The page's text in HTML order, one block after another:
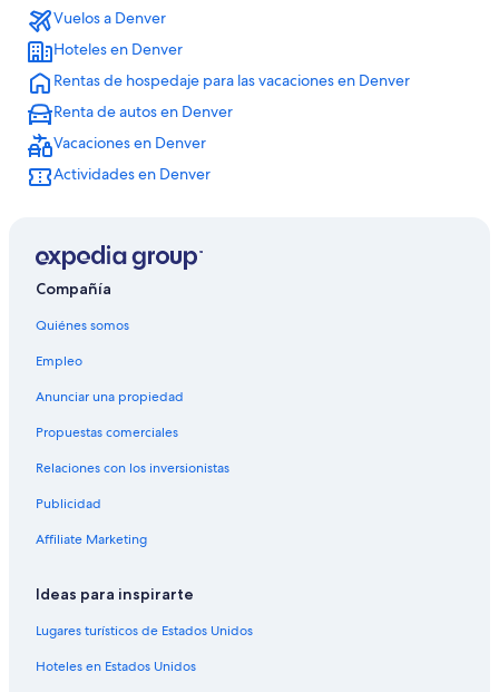
Hoteles en Cheesman Park
Hoteles en Washington Park
Hoteles en Belcaro
Hoteles 4 estrellas en Glendale
Cabañas en Glendale
Casas vacacionales en Glendale
Apartamentos en Glendale
Apart-Hoteles en Glendale
Hoteles con estacionamiento en Glendale
Hoteles con hidromasaje en Glendale
Hoteles en Denver
Moteles en Denver
Vuelos a Denver
Hoteles en Denver
Rentas de hospedaje para las vacaciones en Denver
Renta de autos en Denver
Vacaciones en Denver
Actividades en Denver
Compañía
Quiénes somos
Empleo
Anunciar una propiedad
Propuestas comerciales
Relaciones con los inversionistas
Publicidad
Affiliate Marketing
Ideas para inspirarte
Lugares turísticos de Estados Unidos
Hoteles en Estados Unidos